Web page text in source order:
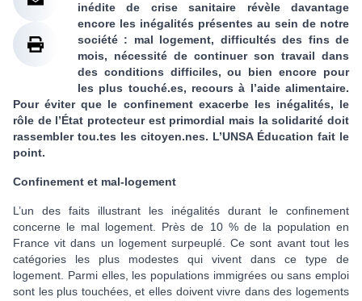
inédite de crise sanitaire révèle davantage
encore les inégalités présentes au sein de notre
société : mal logement, difficultés des fins de
mois, nécessité de continuer son travail dans
des conditions difficiles, ou bien encore pour
les plus touché.es, recours à l’aide alimentaire.
Pour éviter que le confinement exacerbe les inégalités, le
rôle de l’État protecteur est primordial mais la solidarité doit
rassembler tou.tes les citoyen.nes. L’UNSA Éducation fait le
point.
Confinement et mal-logement
L’un des faits illustrant les inégalités durant le confinement
concerne le mal logement. Près de 10 % de la population en
France vit dans un logement surpeuplé. Ce sont avant tout les
catégories les plus modestes qui vivent dans ce type de
logement. Parmi elles, les populations immigrées ou sans emploi
sont les plus touchées, et elles doivent vivre dans des logements